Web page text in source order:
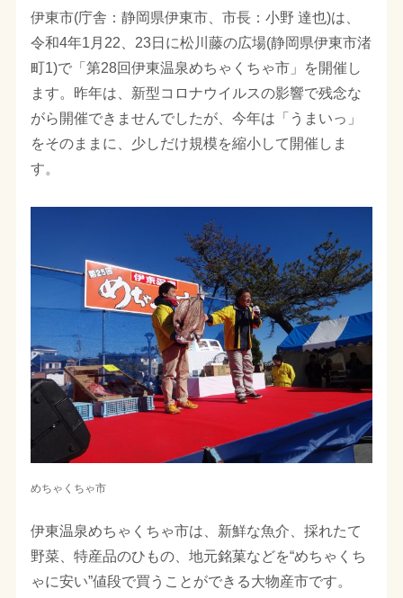
伊東市(庁舎：静岡県伊東市、市長：小野 達也)は、
令和4年1月22、23日に松川藤の広場(静岡県伊東市渚
町1)で「第28回伊東温泉めちゃくちゃ市」を開催し
ます。昨年は、新型コロナウイルスの影響で残念な
がら開催できませんでしたが、今年は「うまいっ」
をそのままに、少しだけ規模を縮小して開催しま
す。
めちゃくちゃ市
伊東温泉めちゃくちゃ市は、新鮮な魚介、採れたて
野菜、特産品のひもの、地元銘菓などを“めちゃくち
ゃに安い”値段で買うことができる大物産市です。